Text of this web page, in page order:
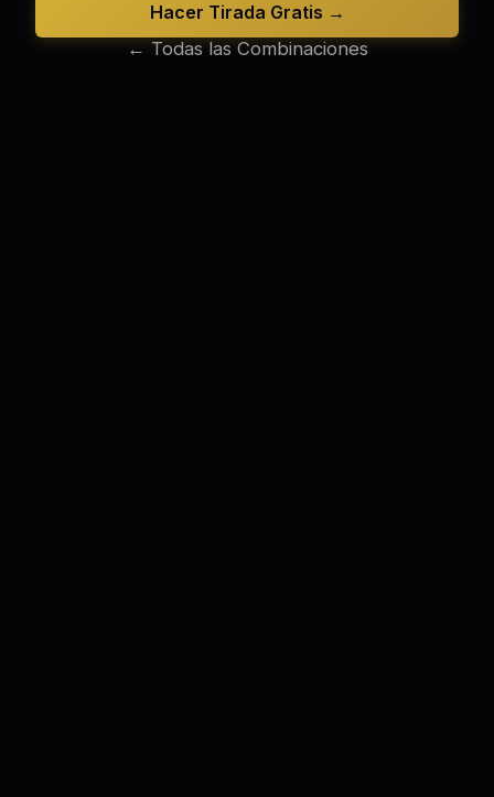
← Todas las Combinaciones
Hacer Tirada Gratis →